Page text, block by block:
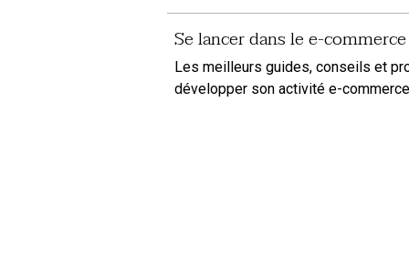
Se lancer dans le e-
Les meilleurs guides, conseils et
développer son activité e-